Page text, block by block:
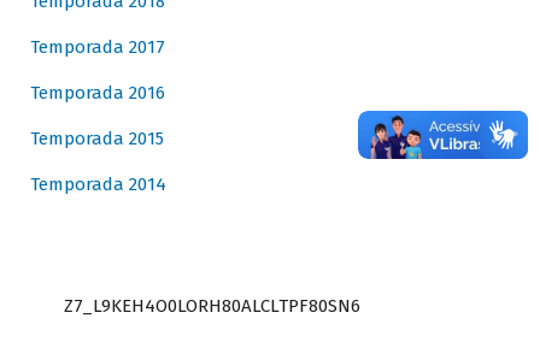
Temporada 2017
Temporada 2016
Temporada 2015
Temporada 2014
Z7_L9KEH4O0LORH80ALCLTPF80SN6